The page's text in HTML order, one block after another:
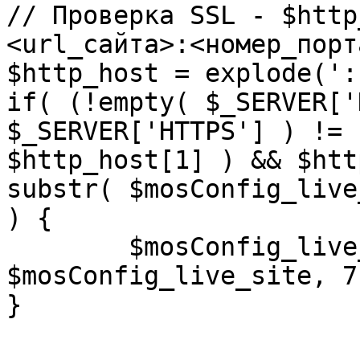
// Проверка SSL -
$http_host = explode(':',
if( (!empty(
$_SERVER['HTTPS']
$http_host[1] ) &&
substr(
) {
$mosConfig_live_site,
}